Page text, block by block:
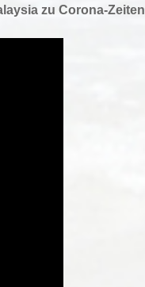
zu Corona-Zeiten